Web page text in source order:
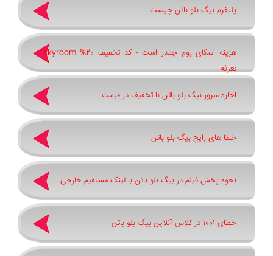
پلتفرم بیگ بلو باتن چیست
هزینه اسکای روم چقدر است - کد تخفیف 20% skyroom -
تعرفه
اجاره سرور بیگ بلو باتن با تخفیف در قیمت
خطا های رایج بیگ بلو باتن
نحوه پخش فیلم در بیگ بلو باتن با لینک مستقیم خارجی
خطای 1001 در کلاس آنلاین بیگ بلو باتن